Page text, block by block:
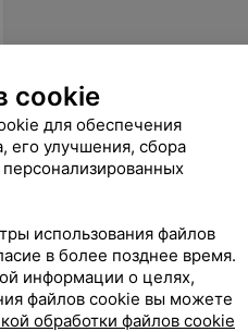
cookie
для обеспечения
его улучшения, сбора
использования файлов
в более позднее время.
информации о целях,
файлов cookie вы можете
обработки файлов cookie